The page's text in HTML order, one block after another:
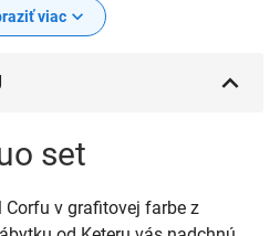
viac
set
v grafitovej farbe z